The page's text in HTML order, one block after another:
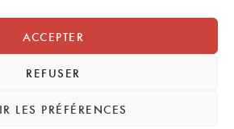
ACCEPTER
REFUSER
LES PRÉFÉRENCES